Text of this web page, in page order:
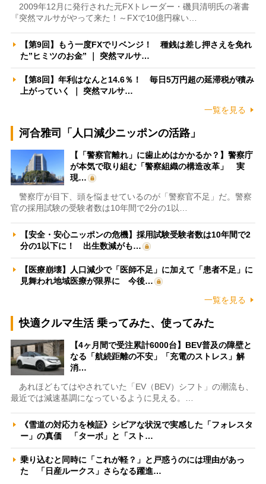
2009年12月に発行された元FXトレーダー・磯貝清明氏の著書
『突然マルサがやって来た！～FXで10億円稼い…
【第9回】もう一度FXでリベンジ！ 種銭は差し押さえを免れ
た”ヒミツのお金” ｜ 突然マルサ…
【第8回】年利はなんと14.6％！ 毎日5万円超の延滞税が積み
上がっていく ｜ 突然マルサ…
一覧を見る
河合雅司「人口減少ニッポンの活路」
【「警察官離れ」に歯止めはかかるか？】警察庁
が本気で取り組む「警察組織の構造改革」 実
現…
警察庁が目下、頭を悩ませているのが「警察官不足」だ。警察
官の採用試験の受験者数は10年間で2分の1以…
【安全・安心ニッポンの危機】採用試験受験者数は10年間で2
分の1以下に！ 出生数減がも…
【医療崩壊】人口減少で「医師不足」に加えて「患者不足」に
見舞われ地域医療が限界に 今後…
一覧を見る
快適クルマ生活 乗ってみた、使ってみた
【4ヶ月間で受注累計6000台】BEV普及の障壁と
なる「航続距離の不安」「充電のストレス」解
消…
あれほどもてはやされていた「EV（BEV）シフト」の潮流も、
最近では減速基調になっているように見える。…
《雪道の対応力を検証》シビアな状況で実感した「フォレスタ
ー」の真価 「ターボ」と「スト…
乗り込むと同時に「これが軽？」と戸惑うのには理由があっ
た 「日産ルークス」さらなる躍進…